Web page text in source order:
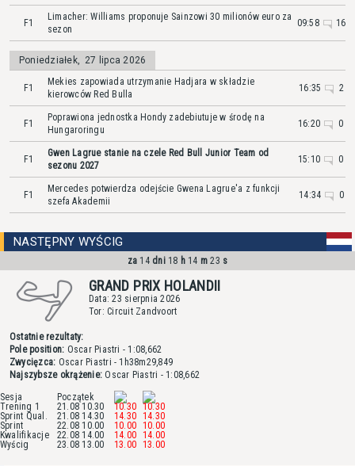
F1
Limacher: Williams proponuje Sainzowi 30 milionów euro za
sezon
09:58 16
Poniedziałek, 27 lipca 2026
F1
Mekies zapowiada utrzymanie Hadjara w składzie
kierowców Red Bulla
16:35 2
F1
Poprawiona jednostka Hondy zadebiutuje w środę na
Hungaroringu
16:20 0
F1
Gwen Lagrue stanie na czele Red Bull Junior Team od
sezonu 2027
15:10 0
F1
Mercedes potwierdza odejście Gwena Lagrue'a z funkcji
szefa Akademii
14:34 0
NASTĘPNY WYŚCIG
za 14 dni18 h14 m 23 s
GRAND PRIX HOLANDII
Data: 23 sierpnia 2026
Tor: Circuit Zandvoort
Ostatnie rezultaty:
Pole position: Oscar Piastri - 1:08,662
Zwycięzca: Oscar Piastri- 1h38m29,849
Najszybsze okrążenie: Oscar Piastri - 1:08,662
Sesja
Początek
Trening 1
21.08 10.30
Sprint Qual.
21.08 14.30
Sprint
22.08 10.00
Kwalifikacje
22.08 14.00
Wyścig
23.08 13.00
10.30
14.30
10.00
14.00
13.00
10.30
14.30
10.00
14.00
13.00